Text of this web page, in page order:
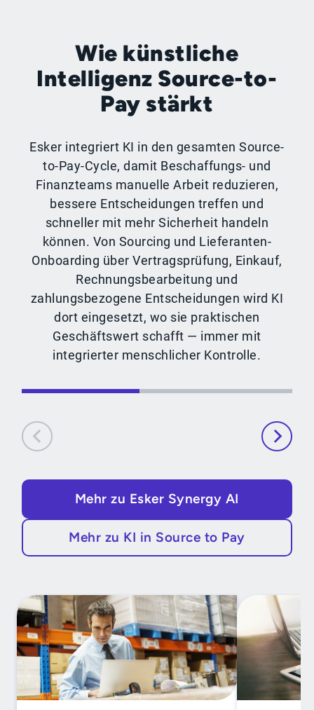
Wie künstliche
Intelligenz Source-to-
Pay stärkt
Esker integriert KI in den gesamten Source-
to-Pay-Cycle, damit Beschaffungs- und
Finanzteams manuelle Arbeit reduzieren,
bessere Entscheidungen treffen und
schneller mit mehr Sicherheit handeln
können. Von Sourcing und Lieferanten-
Onboarding über Vertragsprüfung, Einkauf,
Rechnungsbearbeitung und
zahlungsbezogene Entscheidungen wird KI
dort eingesetzt, wo sie praktischen
Geschäftswert schafft — immer mit
integrierter menschlicher Kontrolle.
Mehr zu Esker Synergy AI
Mehr zu KI in Source to Pay